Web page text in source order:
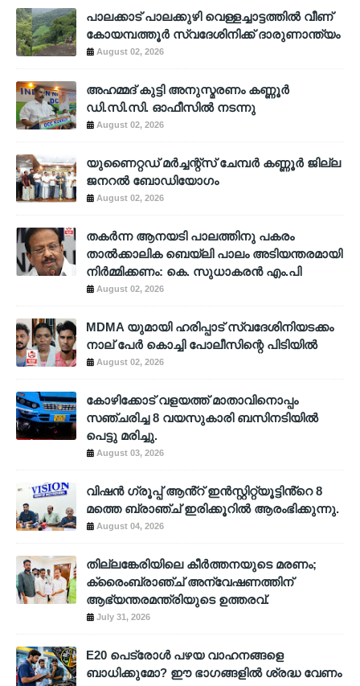
പാലക്കാട് പാലക്കുഴി വെള്ളച്ചാട്ടത്തില്‍ വീണ്
കോയമ്പത്തൂര്‍ സ്വദേശിനിക്ക് ദാരുണാന്ത്യം
August 02, 2026
അഹമ്മദ് കുട്ടി അനുസ്മരണം കണ്ണൂർ
ഡി.സി.സി. ഓഫീസിൽ നടന്നു
August 02, 2026
യുണൈറ്റഡ് മർച്ചന്റ്സ് ചേമ്പർ കണ്ണൂർ ജില്ല
ജനറൽ ബോഡിയോഗം
August 02, 2026
തകർന്ന ആനയടി പാലത്തിനു പകരം
താൽക്കാലിക ബെയ്‌ലി പാലം അടിയന്തരമായി
നിർമ്മിക്കണം: കെ. സുധാകരൻ എം.പി
August 02, 2026
MDMA യുമായി ഹരിപ്പാട് സ്വദേശിനിയടക്കം
നാല് പേർ കൊച്ചി പോലീസിന്റെ പിടിയിൽ
August 02, 2026
കോഴിക്കോട് വളയത്ത് മാതാവിനൊപ്പം
സഞ്ചരിച്ച 8 വയസുകാരി ബസിനടിയിൽ
പെട്ടു മരിച്ചു.
August 03, 2026
വിഷൻ ഗ്രൂപ്പ് ആൻ്റ് ഇൻസ്റ്റിറ്റ്യൂട്ടിൻ്റെ 8
മത്തെ ബ്രാഞ്ച് ഇരിക്കൂറിൽ ആരംഭിക്കുന്നു.
August 04, 2026
തില്ലങ്കേരിയിലെ കീർത്തനയുടെ മരണം;
ക്രൈംബ്രാഞ്ച് അന്വേഷണത്തിന്
ആഭ്യന്തരമന്ത്രിയുടെ ഉത്തരവ്.
July 31, 2026
E20 പെട്രോൾ പഴയ വാഹനങ്ങളെ
ബാധിക്കുമോ? ഈ ഭാഗങ്ങളിൽ ശ്രദ്ധ വേണം